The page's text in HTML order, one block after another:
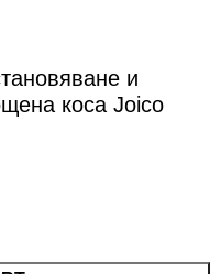
и
коса Joico